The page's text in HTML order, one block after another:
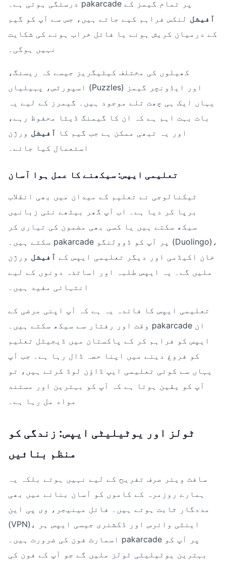
درستگی ہوتی ہے۔ pakarcade پر تمام گیمز کے
آفیشل لنکس فراہم کیے جاتے ہیں، جس سے آپ کو گیم
کے درمیان کریش ہونے یا فائل خراب ہونے کی شکایت
نہیں ہوگی۔
کھیلوں کی مختلف کیٹیگریز جیسے کہ ریسنگ،
اسپورٹس، پہیلیاں (Puzzles) اور ایڈونچر گیمز
یہاں ایک ہی چھت تلے موجود ہیں۔ گیمرز کے لیے یہ
بات بہت اہم ہے کہ ان کا گیمنگ ڈیٹا محفوظ رہے،
اور یہ تبھی ممکن ہے جب گیم کا آفیشل ورژن
استعمال کیا جائے۔
تعلیمی ایپس: سیکھنے کا عمل ہوا آسان
ٹیکنالوجی نے تعلیم کے میدان میں بھی انقلاب
برپا کر دیا ہے۔ اب آپ گھر بیٹھے نئی زبانیں
سیکھ سکتے ہیں یا کسی بھی مضمون کی تیاری کر
سکتے ہیں۔ pakarcade پر آپ کو ڈوولنگو (Duolingo)،
خان اکیڈمی اور دیگر تعلیمی ایپس کے آفیشل ورژن
ملیں گے۔ یہ ایپس طلبہ اور اساتذہ دونوں کے لیے
انتہائی مفید ہیں۔
تعلیمی ایپس کا فائدہ یہ ہے کہ آپ اپنی مرضی کے
وقت اور رفتار سے سیکھ سکتے ہیں۔ pakarcade ان
ایپس کو فراہم کر کے پاکستان میں ڈیجیٹل تعلیم
کو فروغ دینے میں اپنا حصہ ڈال رہا ہے۔ جب آپ
یہاں سے کوئی تعلیمی ایپ ڈاؤن لوڈ کرتے ہیں، تو
آپ کو یقین ہوتا ہے کہ آپ کو بہترین اور مستند
مواد مل رہا ہے۔
ٹولز اور یوٹیلیٹی ایپس: زندگی کو
منظم بنائیں
سافٹ ویئر صرف تفریح کے لیے نہیں ہوتے بلکہ یہ
ہمارے روزمرہ کے کاموں کو آسان بنانے میں بھی
مددگار ثابت ہوتے ہیں۔ فائل مینیجر، وی پی این
(VPN)، اینٹی وائرس اور ڈکشنری جیسی ایپس ہر
اسمارٹ فون کی ضرورت ہیں۔ pakarcade پر آپ کو
بہترین یوٹیلیٹی ٹولز ملیں گے جو آپ کے فون کی